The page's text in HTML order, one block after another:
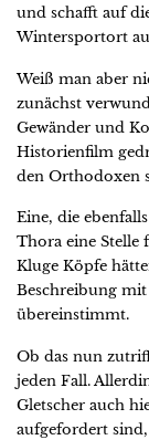
und schafft auf
Wintersportort
Weiß man aber
zunächst
Gewänder und
Historienfilm
den Orthodoxen
Eine, die
Thora eine Stelle
Kluge Köpfe
Beschreibung mit
übereinstimmt.
Ob das nun
jeden Fall.
Gletscher auch
aufgefordert sind,